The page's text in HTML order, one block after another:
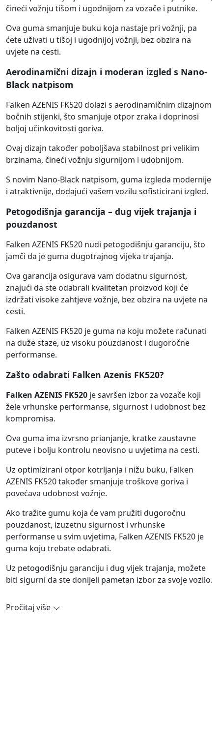
čineći vožnju tišom i ugodnijom za vozače i putnike.
Ova guma smanjuje buku koja nastaje pri vožnji, pa
ćete uživati u tišoj i ugodnijoj vožnji, bez obzira na
uvjete na cesti.
Aerodinamični dizajn i moderan izgled s Nano-
Black natpisom
Falken AZENIS FK520 dolazi s aerodinamičnim dizajnom
bočnih stijenki, što smanjuje otpor zraka i doprinosi
boljoj učinkovitosti goriva.
Ovaj dizajn također poboljšava stabilnost pri velikim
brzinama, čineći vožnju sigurnijom i udobnijom.
S novim Nano-Black natpisom, guma izgleda modernije
i atraktivnije, dodajući vašem vozilu sofisticirani izgled.
Petogodišnja garancija – dug vijek trajanja i
pouzdanost
Falken AZENIS FK520 nudi petogodišnju garanciju, što
jamči da je guma dugotrajnog vijeka trajanja.
Ova garancija osigurava vam dodatnu sigurnost,
znajući da ste odabrali kvalitetan proizvod koji će
izdržati visoke zahtjeve vožnje, bez obzira na uvjete na
cesti.
Falken AZENIS FK520 je guma na koju možete računati
na duže staze, uz visoku pouzdanost i dugoročne
performanse.
Zašto odabrati Falken Azenis FK520?
Falken AZENIS FK520 je savršen izbor za vozače koji
žele vrhunske performanse, sigurnost i udobnost bez
kompromisa.
Ova guma ima izvrsno prianjanje, kratke zaustavne
puteve i bolju kontrolu neovisno u uvjetima na cesti.
Uz optimizirani otpor kotrljanja i nižu buku, Falken
AZENIS FK520 također smanjuje troškove goriva i
povećava udobnost vožnje.
Ako tražite gumu koja će vam pružiti dugoročnu
pouzdanost, izuzetnu sigurnost i vrhunske
performanse u svim uvjetima, Falken AZENIS FK520 je
guma koju trebate odabrati.
Uz petogodišnju garanciju i dug vijek trajanja, možete
biti sigurni da ste donijeli pametan izbor za svoje vozilo.
Pročitaj više